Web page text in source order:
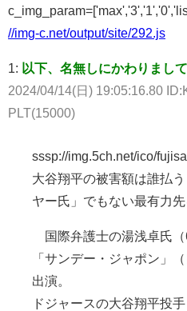
//img-c.net/output/site/292.js
1: 以下、名無しにかわりまし
2024/04/14(日) 19:05:16.80
PLT(15000)
sssp://img.5ch.net/ico/
大谷翔平の被害額は誰払
ヤー氏」でもない最有力
国際弁護士の湯浅卓氏
「サンデー・ジャポン」
出演。
ドジャースの大谷翔平投